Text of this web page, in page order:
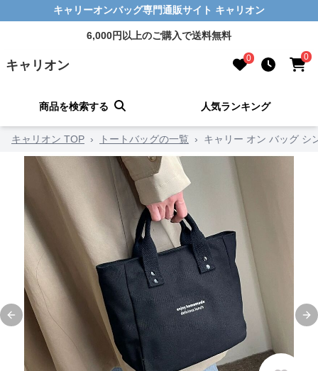
キャリーオンバッグ専門通販サイト キャリオン
6,000円以上のご購入で送料無料
キャリオン 0 0
商品を検索する 人気ランキング
キャリオン TOP › トートバッグの一覧 › キャリー オン バッグ シ
Previous slide